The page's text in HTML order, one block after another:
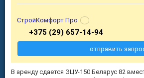
В аренду сдается ЭЦУ-150 Беларус 82
СтройКомфорт Про
+375 (29) 657-14-94
отправить